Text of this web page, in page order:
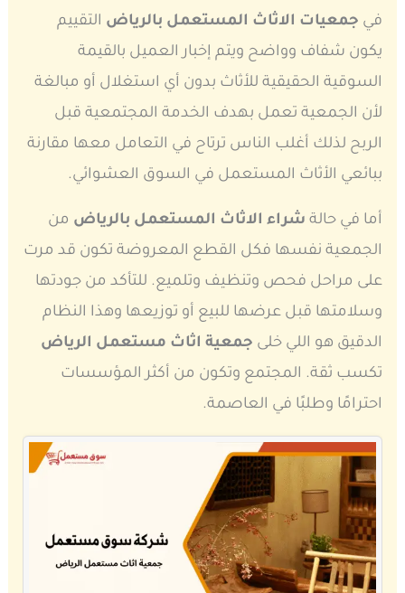
في جمعيات الاثاث المستعمل بالرياض التقييم
يكون شفاف وواضح ويتم إخبار العميل بالقيمة
السوقية الحقيقية للأثاث بدون أي استغلال أو مبالغة
لأن الجمعية تعمل بهدف الخدمة المجتمعية قبل
الربح لذلك أغلب الناس ترتاح في التعامل معها مقارنة
ببائعي الأثاث المستعمل في السوق العشوائي.
أما في حالة شراء الاثاث المستعمل بالرياض من
الجمعية نفسها فكل القطع المعروضة تكون قد مرت
على مراحل فحص وتنظيف وتلميع. للتأكد من جودتها
وسلامتها قبل عرضها للبيع أو توزيعها وهذا النظام
الدقيق هو اللي خلى جمعية اثاث مستعمل الرياض
تكسب ثقة. المجتمع وتكون من أكثر المؤسسات
احترامًا وطلبًا في العاصمة.